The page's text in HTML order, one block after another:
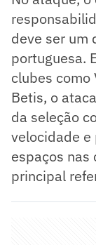
deve ser um
portuguesa.
clubes como
Betis, o
da seleção
velocidade e
espaços nas
principal